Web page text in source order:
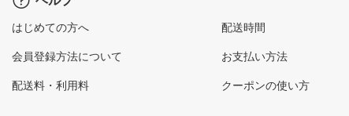
はじめての方へ
会員登録方法について
配送料・利用料
配送時間
お支払い方法
クーポンの使い方